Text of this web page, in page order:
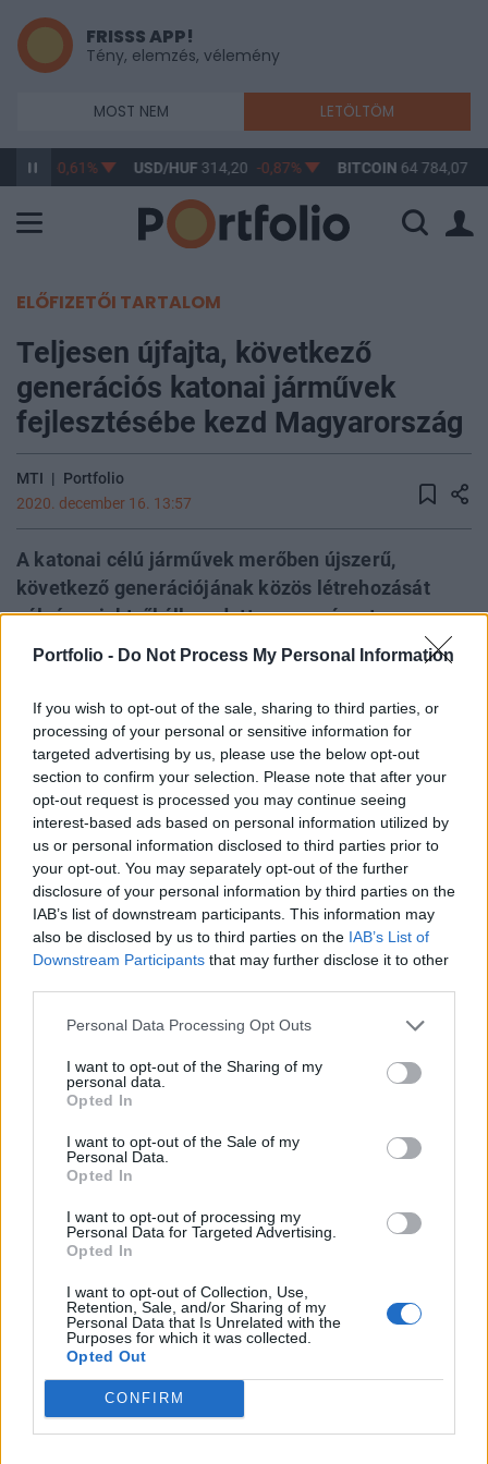
Portfolio - Do Not Process My Personal Information
If you wish to opt-out of the sale, sharing to third parties, or
processing of your personal or sensitive information for
targeted advertising by us, please use the below opt-out
section to confirm your selection. Please note that after your
opt-out request is processed you may continue seeing
interest-based ads based on personal information utilized by
us or personal information disclosed to third parties prior to
your opt-out. You may separately opt-out of the further
disclosure of your personal information by third parties on the
IAB’s list of downstream participants. This information may
also be disclosed by us to third parties on the IAB’s List of
Downstream Participants that may further disclose it to other
Personal Data Processing Opt Outs
I want to opt-out of the Sharing of my
personal data.
Opted In
I want to opt-out of the Sale of my
Personal Data.
Opted In
I want to opt-out of processing my
Personal Data for Targeted Advertising.
Opted In
I want to opt-out of Collection, Use,
Retention, Sale, and/or Sharing of my
Personal Data that Is Unrelated with the
Purposes for which it was collected.
Opted Out
CONFIRM
FRISSS APP!
Tény, elemzés, vélemény
MOST NEM LETÖLTÖM
-0,61% USD/HUF314,20 -0,87% BITCOIN64 784,07
ELŐFIZETŐI TARTALOM
Teljesen újfajta, következő
generációs katonai járművek
fejlesztésébe kezd Magyarország
MTI | Portfolio
2020. december 16. 13:57
A katonai célú járművek merőben újszerű,
következő generációjának közös létrehozását
célzó projektről állapodott meg a német
Rheinmetall ipari csoport és Magyarország
fejlesztésekért felelős kormánybiztos titkársága
szerdán. Egyelőre a jármű pontos paraméterei
még nem ismertek, viszont elejtett
félmondatokból arra lehet következtetni, hogy
valamilyen automatizált, kerekes katonai jármű
kifejlesztése lesz a cél.
A közlemény szerint az aláírt egyetértési nyilatkozat
értelmében kutatás-fejlesztés, prototípusépítés, tesztelés,
majd tervezetten sorozatgyártás valósul meg
Magyarországon. Úgy értékeltek: "mivel a civil szektort
követően a katonai célú járművek terén is forradalmi
változások körvonalazódnak, a projekt időzítése kedvező
A keresett cikk a portfolio.hu hírarchívumához
tartozik, melynek olvasása előfizetéses
regisztrációhoz kötött.
Az előfizetés a következőket tartalmazza:
Kötéslisták: BÉT elmúlt 2 év napon belüli
kötéslistái
Előfizetés